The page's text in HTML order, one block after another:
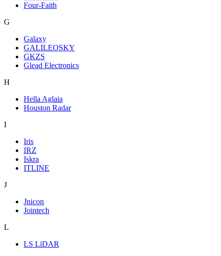
Four-Faith
G
Galaxy
GALILEOSKY
GKZS
Glead Electronics
H
Hella Aglaia
Houston Radar
I
Iris
IRZ
Iskra
ITLINE
J
Jnicon
Jointech
L
LS LiDAR